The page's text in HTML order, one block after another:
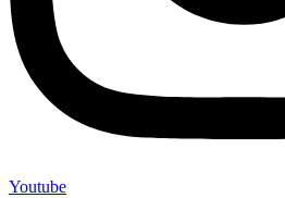
Youtube